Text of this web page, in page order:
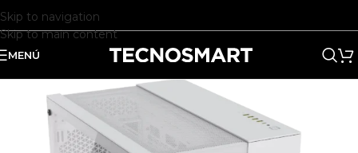
Skip to navigation
Skip to main content
MENÚ